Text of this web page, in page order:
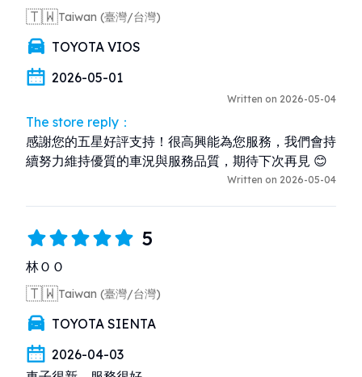
🇹🇼Taiwan (臺灣/台灣)
TOYOTA VIOS
2026-05-01
Written on 2026-05-04
The store reply：
感謝您的五星好評支持！很高興能為您服務，我們會持
續努力維持優質的車況與服務品質，期待下次再見 😊
Written on 2026-05-04
5
林ＯＯ
🇹🇼Taiwan (臺灣/台灣)
TOYOTA SIENTA
2026-04-03